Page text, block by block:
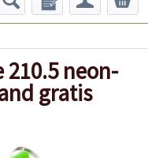
210.5 neon-
gratis